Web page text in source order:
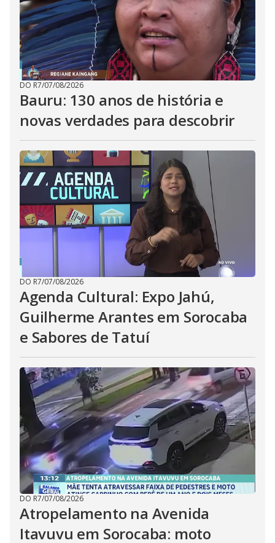
DO R7/07/08/2026
Bauru: 130 anos de história e
novas verdades para descobrir
DO R7/07/08/2026
Agenda Cultural: Expo Jahú,
Guilherme Arantes em Sorocaba
e Sabores de Tatuí
DO R7/07/08/2026
Atropelamento na Avenida
Itavuvu em Sorocaba: moto